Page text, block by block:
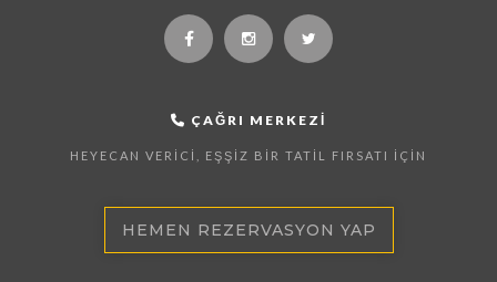
ÇAĞRI MERKEZI
HEYECAN VERICI, EŞŞIZ BIR TATIL FIRSATI İÇIN
HEMEN REZERVASYON YAP